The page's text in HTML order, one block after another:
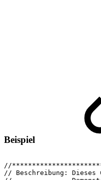
Beispiel
//
//
Beschreibung: Dieses